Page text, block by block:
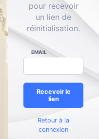
pour recevoir
un lien de
réinitialisation.
EMAIL
Recevoir le
lien
Retour à la
connexion